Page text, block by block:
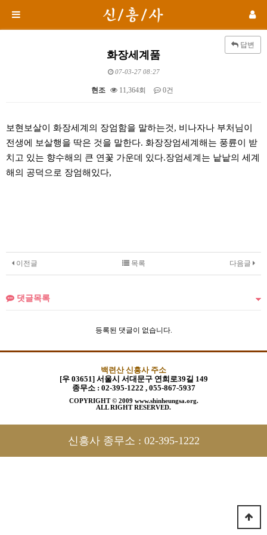
답변
화장세계품
07-03-27 08:27
현조 11,364회 0건
보현보살이 화장세계의 장엄함을 말하는것, 비나자나 부처님이
전생에 보살행을 딱은 것을 말한다. 화장장엄세계해는 풍륜이 받
치고 있는 향수해의 큰 연꽃 가운데 있다.장엄세계는 낱낱의 세계
해의 공덕으로 장엄해있다,
이전글 다음글
목록
댓글목록
등록된 댓글이 없습니다.
백련산 신흥사 주소
[우 03651] 서울시 서대문구 연희로39길 149
종무소 : 02-395-1222 , 055-867-5937
COPYRIGHT © 2009 www.shinheungsa.org.
ALL RIGHT RESERVED.
신흥사 종무소 : 02-395-1222